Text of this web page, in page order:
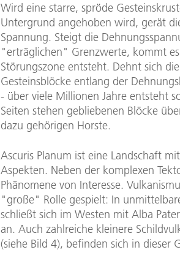
Wird eine starre, spröde
Untergrund angehoben wird, gerät
Spannung. Steigt die
"erträglichen" Grenzwerte, kommt
Störungszone entsteht. Dehnt sich
Gesteinsblöcke entlang der
- über viele Millionen Jahre entsteht
Seiten stehen gebliebenen Blöcke
dazu gehörigen Horste.
Ascuris Planum ist eine Landschaft
Aspekten. Neben der komplexen
Phänomene von Interesse.
"große" Rolle gespielt: In
schließt sich im Westen mit Alba
an. Auch zahlreiche kleinere
(siehe Bild 4), befinden sich in dieser